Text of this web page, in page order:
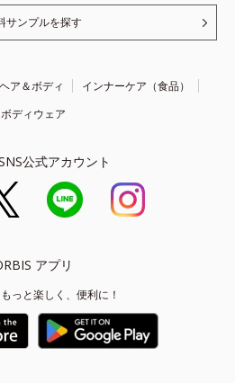
サンプルを探す
ヘア＆ボディ
インナーケア（食品）
ボディウェア
公式アカウント
アプリ
っと楽しく、便利に！